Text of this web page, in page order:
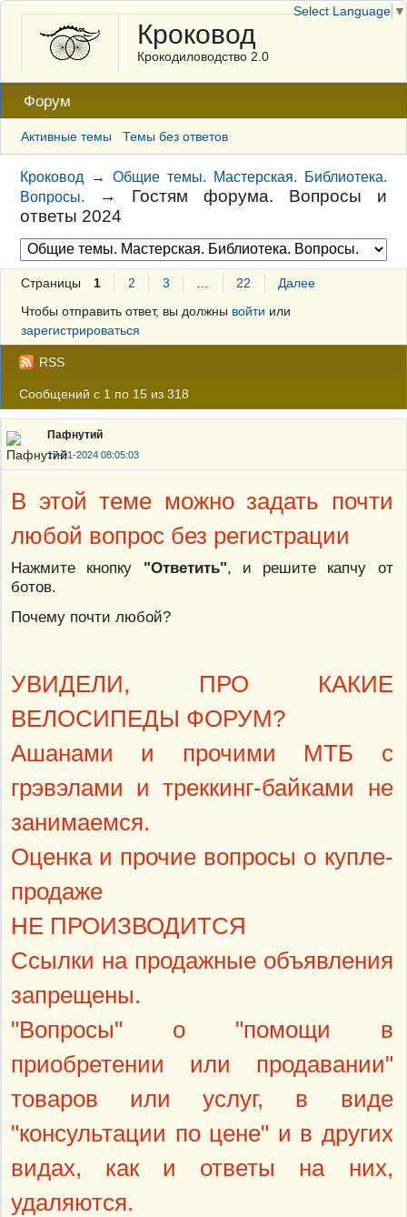
Кроковод
Крокодиловодство 2.0
Форум
Активные темы Темы без ответов
Кроковод →Общие темы. Мастерская. Библиотека.
Вопросы.
→ Гостям форума. Вопросы и
ответы 2024
Страницы 1 2 3 22
Далее
Чтобы отправить ответ, вы должны войти или
зарегистрироваться
RSS
Сообщений с 1 по 15 из 318
Пафнутий
17-01-2024 08:05:03
В этой теме можно задать почти
любой вопрос без регистрации
Нажмите кнопку "Ответить", и решите капчу от
ботов.
Почему почти любой?
УВИДЕЛИ, ПРО КАКИЕ
ВЕЛОСИПЕДЫ ФОРУМ?
Ашанами и прочими МТБ с
грэвэлами и треккинг-байками не
занимаемся.
Оценка и прочие вопросы о купле-
продаже
НЕ ПРОИЗВОДИТСЯ
Ссылки на продажные объявления
запрещены.
"Вопросы" о "помощи в
приобретении или продавании"
товаров или услуг, в виде
"консультации по цене" и в других
видах, как и ответы на них,
удаляются.
Select Language ▼